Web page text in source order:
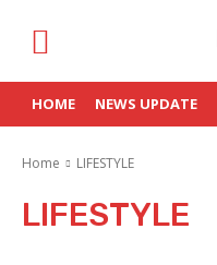
HOME NEWS UPDATE
Home LIFESTYLE
LIFESTYLE